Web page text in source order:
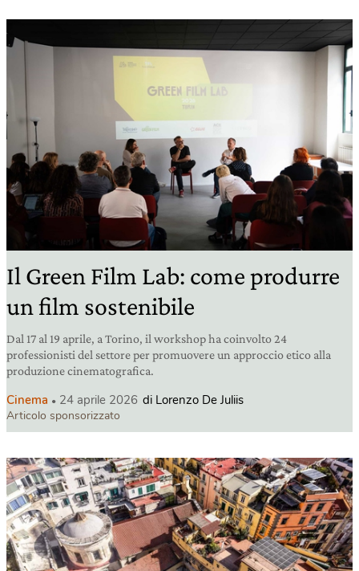
Il Green Film Lab: come produrre
un film sostenibile
Dal 17 al 19 aprile, a Torino, il workshop ha coinvolto 24
professionisti del settore per promuovere un approccio etico alla
produzione cinematografica.
Cinema 24 aprile 2026 di Lorenzo De Juliis
Articolo sponsorizzato